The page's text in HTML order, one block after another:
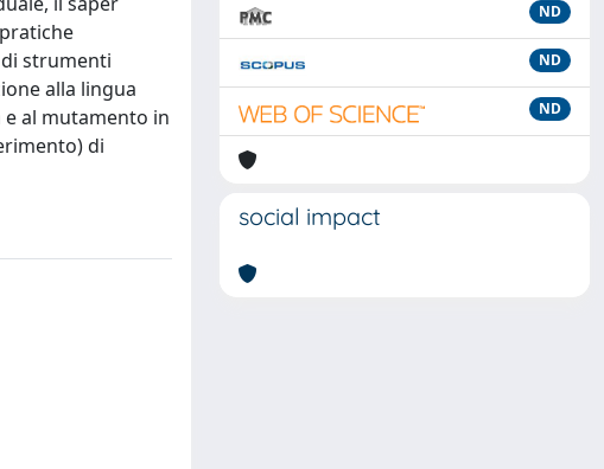
strumenti
alla lingua
al mutamento in
di
ND
ND
ND
social impact